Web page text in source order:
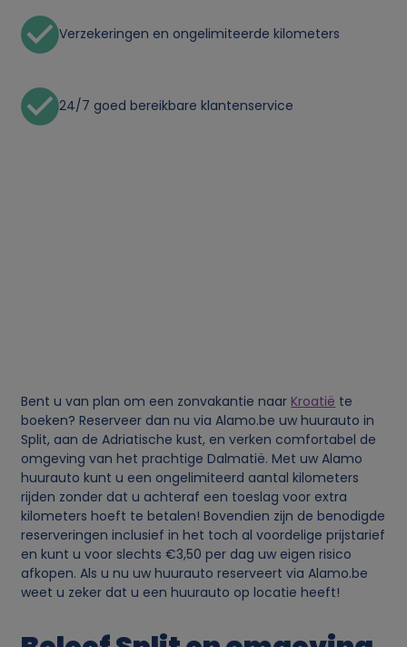
Verzekeringen en ongelimiteerde kilometers
24/7 goed bereikbare klantenservice
Bent u van plan om een zonvakantie naar Kroatië te
boeken? Reserveer dan nu via Alamo.be uw huurauto in
Split, aan de Adriatische kust, en verken comfortabel de
omgeving van het prachtige Dalmatië. Met uw Alamo
huurauto kunt u een ongelimiteerd aantal kilometers
rijden zonder dat u achteraf een toeslag voor extra
kilometers hoeft te betalen! Bovendien zijn de benodigde
reserveringen inclusief in het toch al voordelige prijstarief
en kunt u voor slechts €3,50 per dag uw eigen risico
afkopen. Als u nu uw huurauto reserveert via Alamo.be
weet u zeker dat u een huurauto op locatie heeft!
n
i
e
v
e
n
s
e